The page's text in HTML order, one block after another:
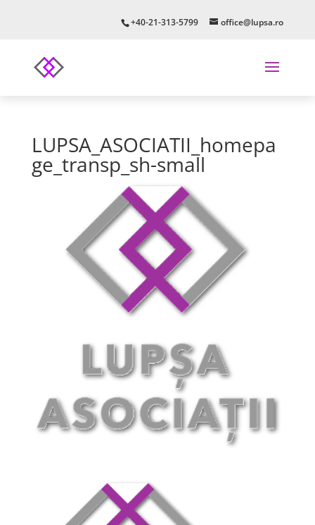
+40-21-313-5799 office@lupsa.ro
LUPSA_ASOCIATII_homepa
ge_transp_sh-small